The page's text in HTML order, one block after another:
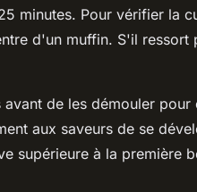
minutes. Pour vérifier la
d'un muffin. S'il ressort
de les démouler
aux saveurs de se
supérieure à la première